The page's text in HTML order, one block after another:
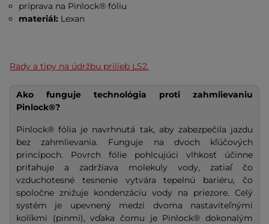
príprava na Pinlock® fóliu
materiál: Lexan
Rady a tipy na údržbu prilieb LS2.
Ako funguje technológia proti zahmlievaniu
Pinlock®?
Pinlock® fólia je navrhnutá tak, aby zabezpečila jazdu
bez zahmlievania. Funguje na dvoch kľúčových
princípoch. Povrch fólie pohlcujúci vlhkosť účinne
priťahuje a zadržiava molekuly vody, zatiaľ čo
vzduchotesné tesnenie vytvára tepelnú bariéru, čo
spoločne znižuje kondenzáciu vody na priezore. Celý
systém je upevnený medzi dvoma nastaviteľnými
kolíkmi (pinmi), vďaka čomu je Pinlock® dokonalým